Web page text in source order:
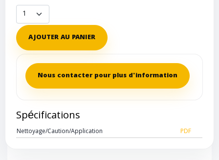
AJOUTER AU PANIER
Nous contacter pour plus d'information
Spécifications
Nettoyage/Caution/Application PDF